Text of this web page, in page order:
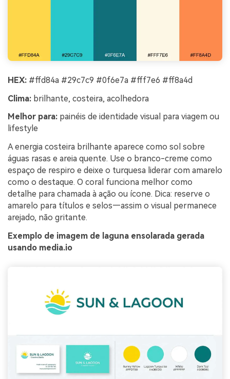
HEX: #ffd84a #29c7c9 #0f6e7a #fff7e6 #ff8a4d
Clima: brilhante, costeira, acolhedora
Melhor para: painéis de identidade visual para viagem ou
lifestyle
A energia costeira brilhante aparece como sol sobre
águas rasas e areia quente. Use o branco-creme como
espaço de respiro e deixe o turquesa liderar com amarelo
como o destaque. O coral funciona melhor como
detalhe para chamada à ação ou ícone. Dica: reserve o
amarelo para títulos e selos—assim o visual permanece
arejado, não gritante.
Exemplo de imagem de laguna ensolarada gerada
usando media.io